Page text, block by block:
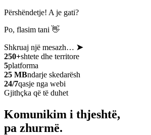
Përshëndetje! A je gati?
Po, flasim tani 👋
Shkruaj një mesazh… ➤
250+shtete dhe territore
5platforma
25 MBndarje skedarësh
24/7qasje nga webi
Gjithçka që të duhet
Komunikim i thjeshtë,
pa zhurmë.